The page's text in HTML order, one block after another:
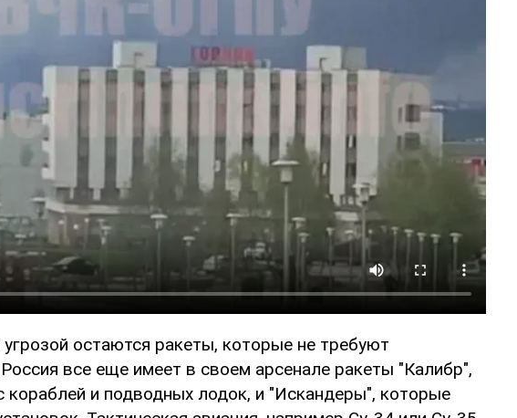
остаются ракеты, которые не требуют
Россия все еще имеет в своем арсенале ракеты "Калибр",
кораблей и подводных лодок, и "Искандеры", которые